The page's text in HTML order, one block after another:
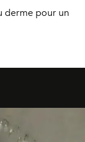
derme pour un